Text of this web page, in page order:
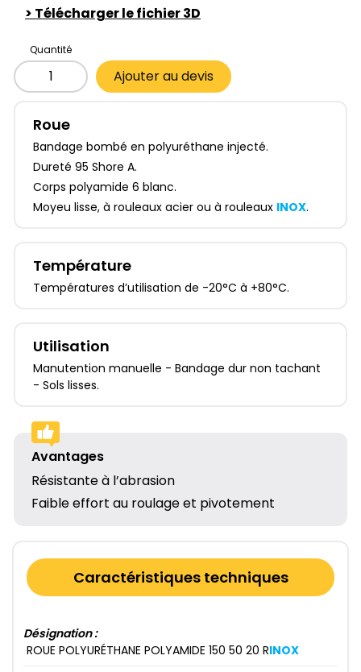
> Télécharger le fichier 3D
Quantité
Ajouter au devis
Roue
Bandage bombé en polyuréthane injecté.
Dureté 95 Shore A.
Corps polyamide 6 blanc.
Moyeu lisse, à rouleaux acier ou à rouleaux INOX.
Température
Températures d’utilisation de -20°C à +80°C.
Utilisation
Manutention manuelle - Bandage dur non tachant
- Sols lisses.
Avantages
Résistante à l’abrasion
Faible effort au roulage et pivotement
Caractéristiques techniques
Désignation :
ROUE POLYURÉTHANE POLYAMIDE 150​ 50​ 20​ RINOX